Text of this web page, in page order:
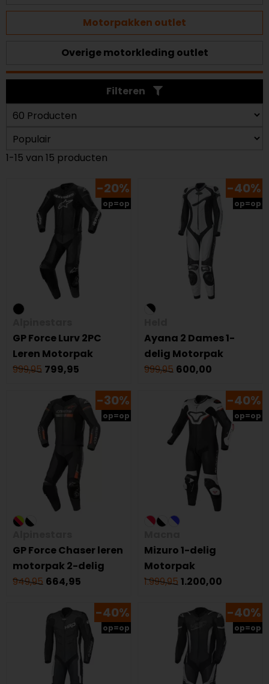
Motorpakken outlet
Overige motorkleding outlet
Filteren
1-15 van 15 producten
-20%
op=op
GP Force Lurv 2PC
Leren Motorpak
999,95 799,95
-40%
op=op
Ayana 2 Dames 1-
delig Motorpak
999,95 600,00
-30%
op=op
GP Force Chaser leren
motorpak 2-delig
949,95 664,95
-40%
op=op
Mizuro 1-delig
Motorpak
1.999,95 1.200,00
-40%
op=op
-40%
op=op